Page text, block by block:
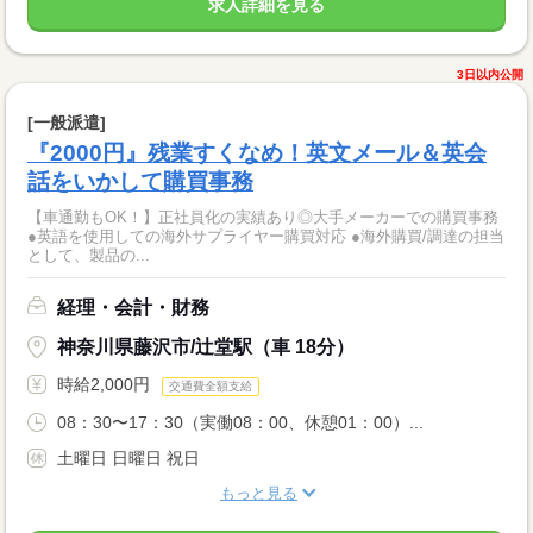
求人詳細を見る
3日以内公開
[一般派遣]
『2000円』残業すくなめ！英文メール＆英会
話をいかして購買事務
【車通勤もOK！】正社員化の実績あり◎大手メーカーでの購買事務
●英語を使用しての海外サプライヤー購買対応 ●海外購買/調達の担当
として、製品の...
経理・会計・財務
神奈川県藤沢市/辻堂駅（車 18分）
時給2,000円 交通費全額支給
08：30〜17：30（実働08：00、休憩01：00）...
土曜日 日曜日 祝日
もっと見る